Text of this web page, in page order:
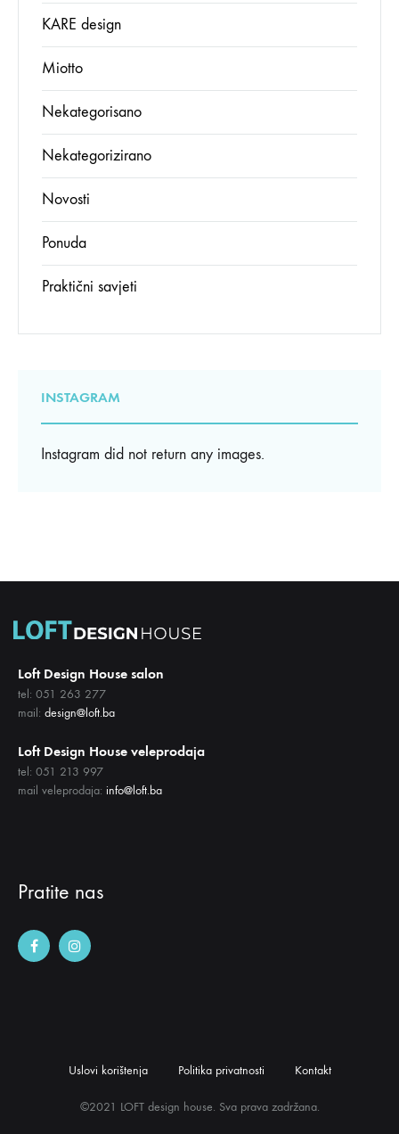
KARE design
Miotto
Nekategorisano
Nekategorizirano
Novosti
Ponuda
Praktični savjeti
INSTAGRAM
Instagram did not return any images.
Loft Design House salon
tel: 051 263 277
mail: design@loft.ba
Loft Design House veleprodaja
tel: 051 213 997
mail veleprodaja: info@loft.ba
Pratite nas
©2021 LOFT design house. Sva prava zadržana.
Uslovi korištenja Politika privatnosti Kontakt